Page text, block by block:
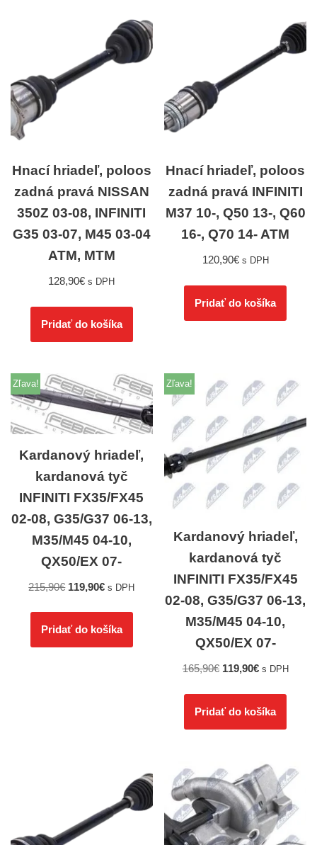
Hnací hriadeľ, poloos
zadná pravá NISSAN
350Z 03-08, INFINITI
G35 03-07, M45 03-04
ATM, MTM
128,90€ s DPH
Pridať do košíka
Hnací hriadeľ, poloos
zadná pravá INFINITI
M37 10-, Q50 13-, Q60
16-, Q70 14- ATM
120,90€ s DPH
Pridať do košíka
Zľava!
Kardanový hriadeľ,
kardanová tyč
INFINITI FX35/FX45
02-08, G35/G37 06-13,
M35/M45 04-10,
QX50/EX 07-
215,90€ 119,90€ s DPH
Pridať do košíka
Zľava!
Kardanový hriadeľ,
kardanová tyč
INFINITI FX35/FX45
02-08, G35/G37 06-13,
M35/M45 04-10,
QX50/EX 07-
165,90€ 119,90€ s DPH
Pridať do košíka